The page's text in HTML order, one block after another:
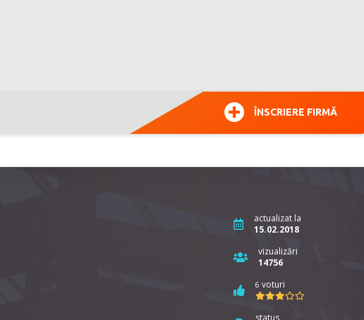
ÎNSCRIERE FIRMĂ
actualizat la
15.02.2018
vizualizări
14756
6 voturi
status